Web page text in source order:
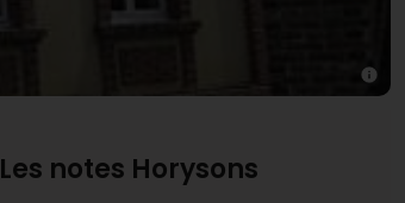
Les notes Horysons